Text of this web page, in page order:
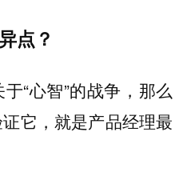
点？
“心智”的战争，那么
它，就是产品经理最